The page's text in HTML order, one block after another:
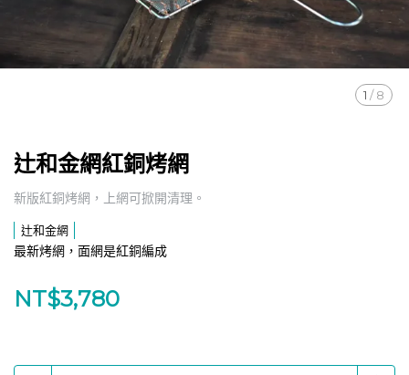
1 / 8
辻和金網紅銅烤網
新版紅銅烤網，上網可掀開清理。
辻和金網
最新烤網，面網是紅銅編成
NT$3,780